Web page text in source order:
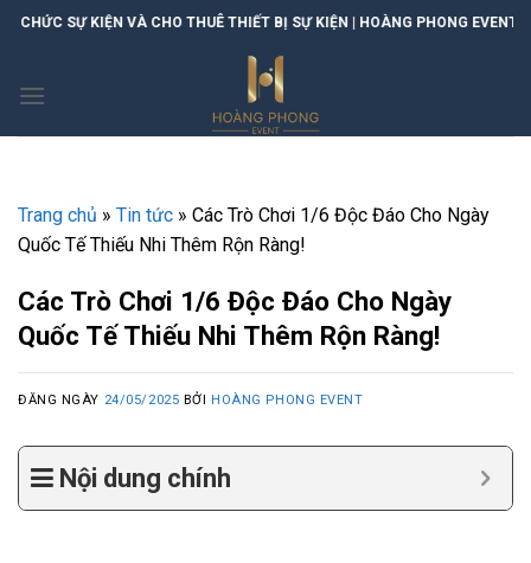
Skip VÀ CHO THUÊ THIẾT BỊ SỰ KIỆN | HOÀNG PHONG EVENT
Trang chủ » Tin tức » Các Trò Chơi 1/6 Độc Đáo Cho Ngày
Quốc Tế Thiếu Nhi Thêm Rộn Ràng!
Các Trò Chơi 1/6 Độc Đáo Cho Ngày
Quốc Tế Thiếu Nhi Thêm Rộn Ràng!
ĐĂNG NGÀY 24/05/2025 BỞI HOÀNG PHONG EVENT
Nội dung chính